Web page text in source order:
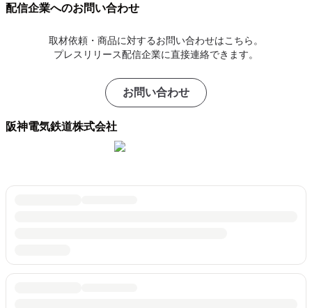
配信企業へのお問い合わせ
取材依頼・商品に対するお問い合わせはこちら。
プレスリリース配信企業に直接連絡できます。
お問い合わせ
阪神電気鉄道株式会社